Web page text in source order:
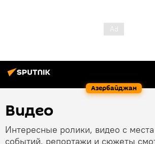
Азербайджан
Видео
Интересные ролики, видео с
событий, репортажи и сюжеты